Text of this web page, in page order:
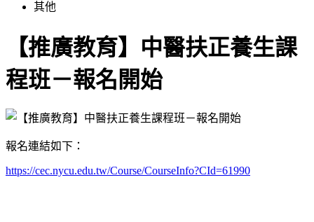
其他
【推廣教育】中醫扶正養生課
程班－報名開始
報名連結如下：
https://cec.nycu.edu.tw/Course/CourseInfo?CId=61990